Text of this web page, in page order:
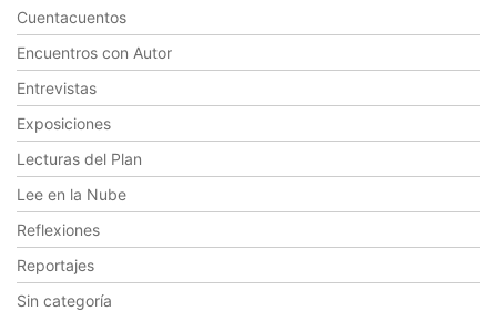
Cuentacuentos
Encuentros con Autor
Entrevistas
Exposiciones
Lecturas del Plan
Lee en la Nube
Reflexiones
Reportajes
Sin categoría